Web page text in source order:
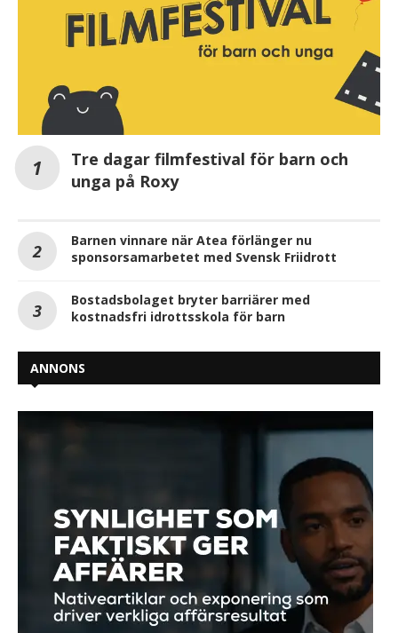
Tre dagar filmfestival för barn och
unga på Roxy
Barnen vinnare när Atea förlänger nu
sponsorsamarbetet med Svensk Friidrott
Bostadsbolaget bryter barriärer med
kostnadsfri idrottsskola för barn
ANNONS